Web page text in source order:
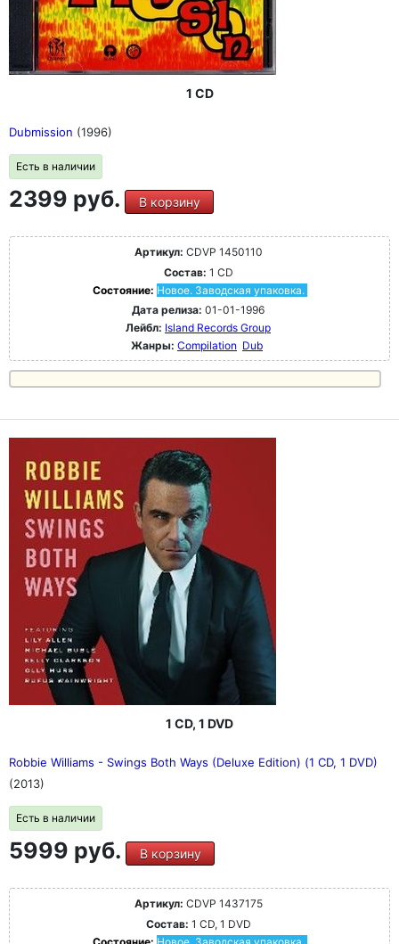
1 CD
Dubmission (1996)
Есть в наличии
2399 руб. В корзину
Артикул: CDVP 1450110
Состав: 1 CD
Состояние: Новое. Заводская упаковка.
Дата релиза: 01-01-1996
Лейбл: Island Records Group
Жанры: Compilation Dub
1 CD, 1 DVD
Robbie Williams - Swings Both Ways (Deluxe Edition) (1 CD, 1 DVD)
(2013)
Есть в наличии
5999 руб. В корзину
Артикул: CDVP 1437175
Состав: 1 CD, 1 DVD